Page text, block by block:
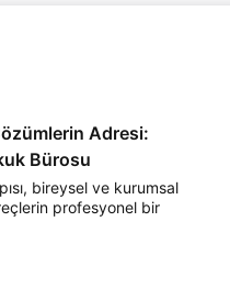
Adresi:
Bürosu
bireysel ve kurumsal
profesyonel bir